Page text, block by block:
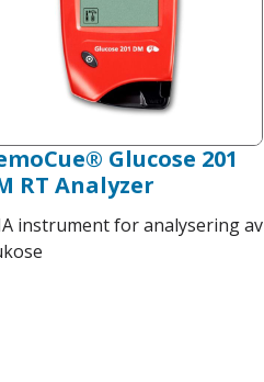
Glucose 201
RT Analyzer
instrument for analysering av